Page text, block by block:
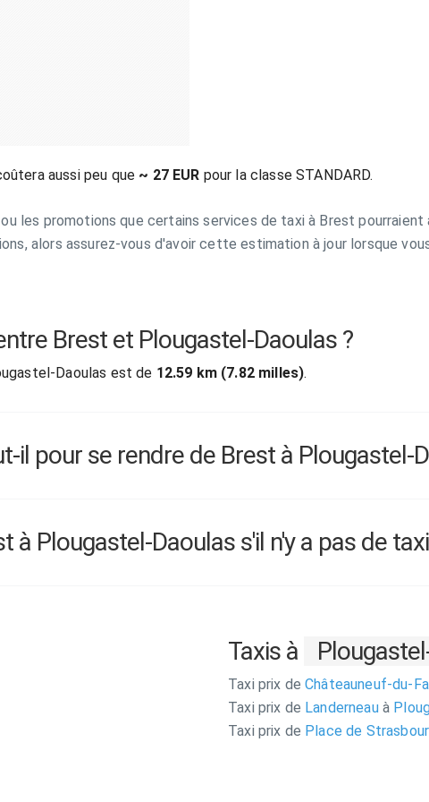
aussi peu que ~ 27 EUR pour la classe STANDARD.
les promotions que certains services de taxi à Brest
alors assurez-vous d'avoir cette estimation à jour lorsque
Brest et Plougastel-Daoulas ?
Daoulas est de 12.59 km (7.82 milles).
pour se rendre de Brest à Plougastel-
Plougastel-Daoulas s'il n'y a pas de
Taxis à
Taxi prix de Châteauneuf-du-
Taxi prix de Landerneau à
Taxi prix de Place de